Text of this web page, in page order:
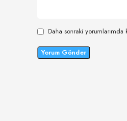
Daha sonraki yorumlarımda